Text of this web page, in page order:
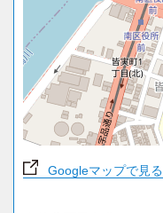
Googleマップで見る